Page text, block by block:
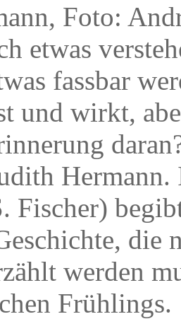
Foto:
etwas
fassbar
und wirkt,
Fischer)
die
werden
Frühlings.